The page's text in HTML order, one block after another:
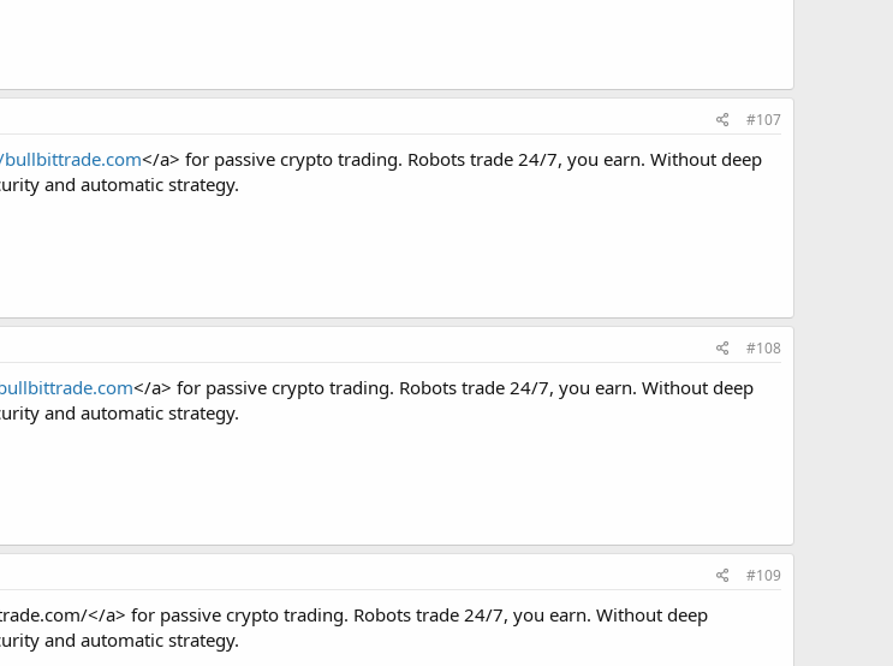
#107
</a> for passive crypto trading. Robots trade 24/7, you earn. Without deep
and automatic strategy.
#108
</a> for passive crypto trading. Robots trade 24/7, you earn. Without deep
and automatic strategy.
#109
</a> for passive crypto trading. Robots trade 24/7, you earn. Without deep
and automatic strategy.